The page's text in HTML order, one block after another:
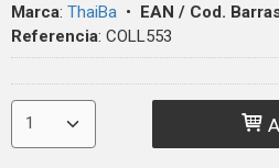
Marca: ThaiBa • EAN / Cod.
Referencia: COLL553